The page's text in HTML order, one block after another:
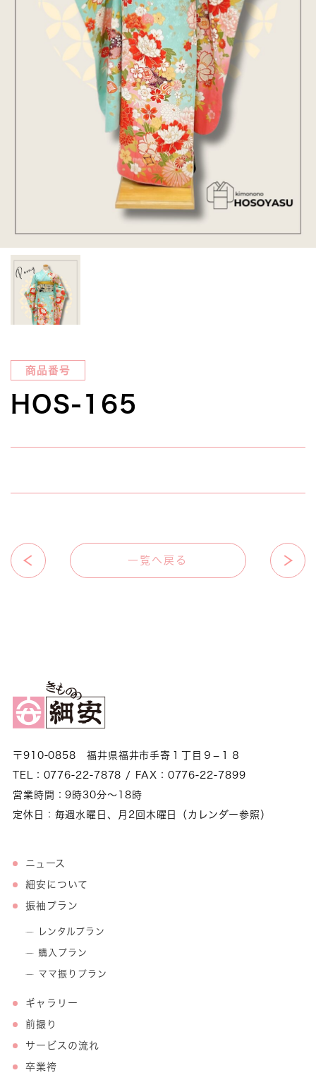
商品番号
HOS-165
一覧へ戻る
〒910-0858 福井県福井市手寄１丁目９−１８
TEL：0776-22-7878 / FAX：0776-22-7899
営業時間：9時30分～18時
定休日：毎週水曜日、月2回木曜日（カレンダー参照）
ニュース
細安について
振袖プラン
レンタルプラン
購入プラン
ママ振りプラン
ギャラリー
前撮り
サービスの流れ
卒業袴